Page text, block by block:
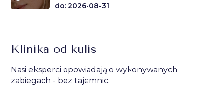
do: 2026-08-31
Klinika od kulis
Nasi eksperci opowiadają o wykonywanych
zabiegach - bez tajemnic.